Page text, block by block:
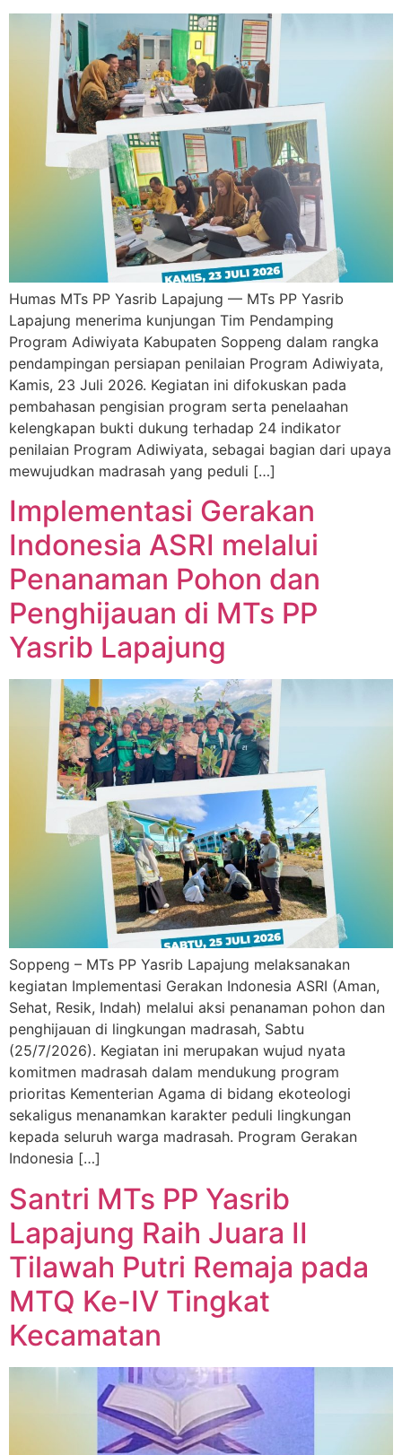
Humas MTs PP Yasrib Lapajung — MTs PP Yasrib
Lapajung menerima kunjungan Tim Pendamping
Program Adiwiyata Kabupaten Soppeng dalam rangka
pendampingan persiapan penilaian Program Adiwiyata,
Kamis, 23 Juli 2026. Kegiatan ini difokuskan pada
pembahasan pengisian program serta penelaahan
kelengkapan bukti dukung terhadap 24 indikator
penilaian Program Adiwiyata, sebagai bagian dari upaya
mewujudkan madrasah yang peduli […]
Implementasi Gerakan
Indonesia ASRI melalui
Penanaman Pohon dan
Penghijauan di MTs PP
Yasrib Lapajung
Soppeng – MTs PP Yasrib Lapajung melaksanakan
kegiatan Implementasi Gerakan Indonesia ASRI (Aman,
Sehat, Resik, Indah) melalui aksi penanaman pohon dan
penghijauan di lingkungan madrasah, Sabtu
(25/7/2026). Kegiatan ini merupakan wujud nyata
komitmen madrasah dalam mendukung program
prioritas Kementerian Agama di bidang ekoteologi
sekaligus menanamkan karakter peduli lingkungan
kepada seluruh warga madrasah. Program Gerakan
Indonesia […]
Santri MTs PP Yasrib
Lapajung Raih Juara II
Tilawah Putri Remaja pada
MTQ Ke-IV Tingkat
Kecamatan